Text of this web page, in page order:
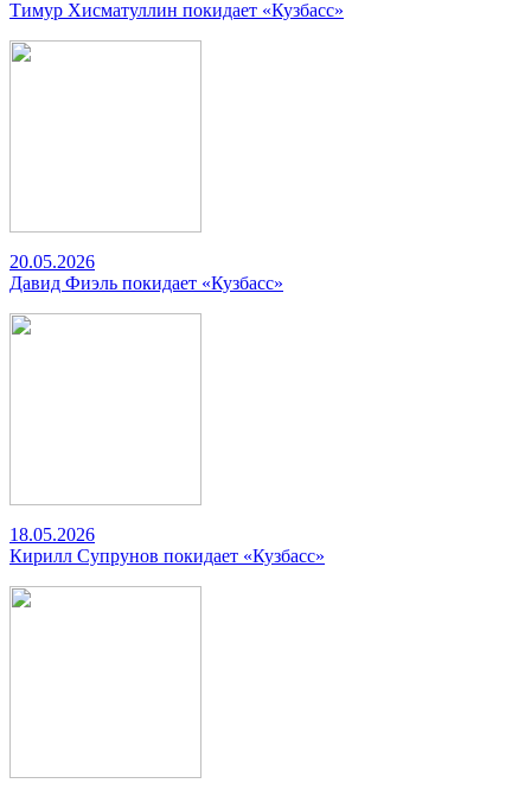
Тимур Хисматуллин покидает «Кузбасс»
20.05.2026
Давид Фиэль покидает «Кузбасс»
18.05.2026
Кирилл Супрунов покидает «Кузбасс»